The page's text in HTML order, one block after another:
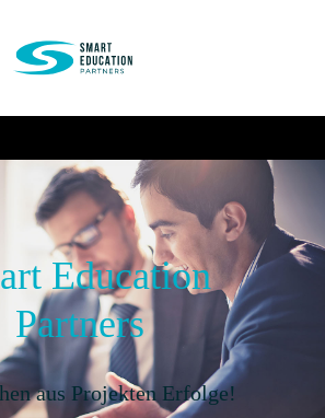
Education
Partners
aus Projekten Erfolge!